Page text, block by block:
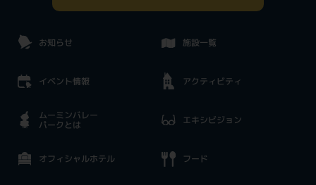
お知らせ
イベント情報
ムーミンバレー
パークとは
オフィシャルホテル
施設一覧
アクティビティ
エキシビジョン
フード